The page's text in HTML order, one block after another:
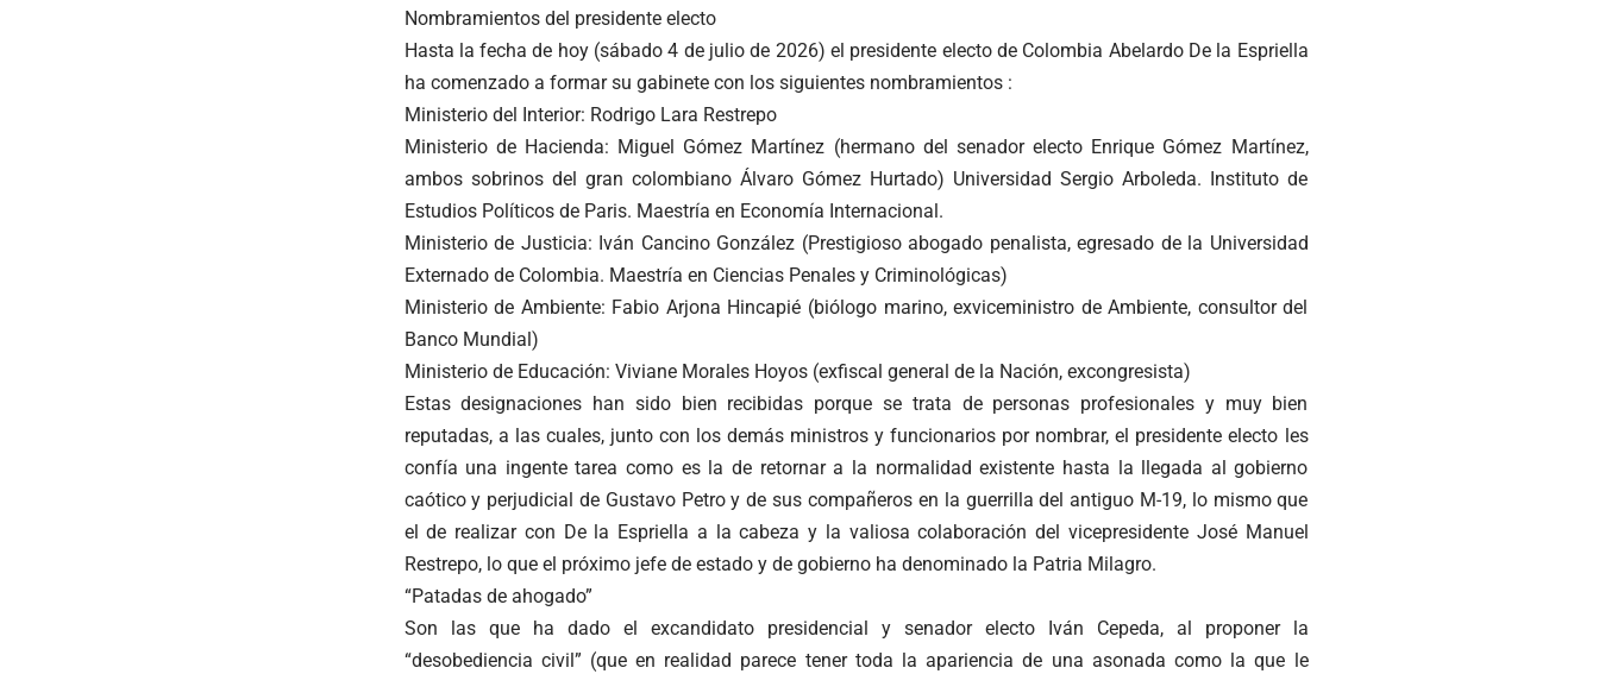
Nombramientos del presidente electo
Hasta la fecha de hoy (sábado 4 de julio de 2026) el presidente electo de Colombia Abelardo De la Espriella
ha comenzado a formar su gabinete con los siguientes nombramientos :
Ministerio del Interior: Rodrigo Lara Restrepo
Ministerio de Hacienda: Miguel Gómez Martínez (hermano del senador electo Enrique Gómez Martínez,
ambos sobrinos del gran colombiano Álvaro Gómez Hurtado) Universidad Sergio Arboleda. Instituto de
Estudios Políticos de Paris. Maestría en Economía Internacional.
Ministerio de Justicia: Iván Cancino González (Prestigioso abogado penalista, egresado de la Universidad
Externado de Colombia. Maestría en Ciencias Penales y Criminológicas)
Ministerio de Ambiente: Fabio Arjona Hincapié (biólogo marino, exviceministro de Ambiente, consultor del
Banco Mundial)
Ministerio de Educación: Viviane Morales Hoyos (exfiscal general de la Nación, excongresista)
Estas designaciones han sido bien recibidas porque se trata de personas profesionales y muy bien
reputadas, a las cuales, junto con los demás ministros y funcionarios por nombrar, el presidente electo les
confía una ingente tarea como es la de retornar a la normalidad existente hasta la llegada al gobierno
caótico y perjudicial de Gustavo Petro y de sus compañeros en la guerrilla del antiguo M-19, lo mismo que
el de realizar con De la Espriella a la cabeza y la valiosa colaboración del vicepresidente José Manuel
Restrepo, lo que el próximo jefe de estado y de gobierno ha denominado la Patria Milagro.
“Patadas de ahogado”
Son las que ha dado el excandidato presidencial y senador electo Iván Cepeda, al proponer la
“desobediencia civil” (que en realidad parece tener toda la apariencia de una asonada como la que le